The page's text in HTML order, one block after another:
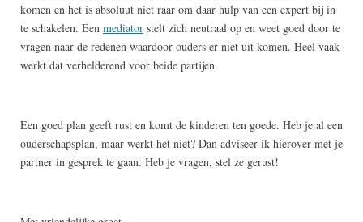
komen en het is absoluut niet raar om daar hulp van een expert bij in
te schakelen. Een mediator stelt zich neutraal op en weet goed door te
vragen naar de redenen waardoor ouders er niet uit komen. Heel vaak
werkt dat verhelderend voor beide partijen.
Een goed plan geeft rust en komt de kinderen ten goede. Heb je al een
ouderschapsplan, maar werkt het niet? Dan adviseer ik hierover met je
partner in gesprek te gaan. Heb je vragen, stel ze gerust!